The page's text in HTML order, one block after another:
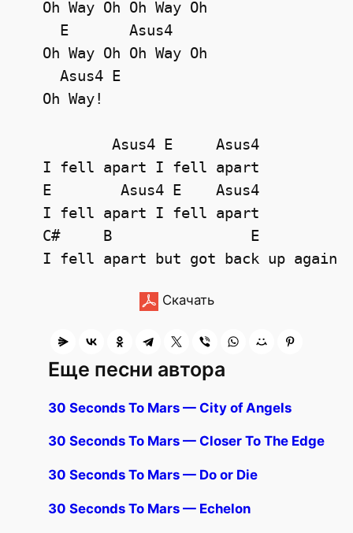
   Oh Way Oh Oh Way Oh
     E       Asus4
   Oh Way Oh Oh Way Oh
     Asus4 E
   Oh Way!
           Asus4 E     Asus4
   I fell apart I fell apart
   E        Asus4 E    Asus4
   I fell apart I fell apart
   C#     B                E
Скачать
Еще песни автора
30 Seconds To Mars — City of Angels
30 Seconds To Mars — Closer To The Edge
30 Seconds To Mars — Do or Die
30 Seconds To Mars — Echelon